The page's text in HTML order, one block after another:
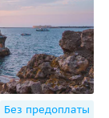
Без предоплаты